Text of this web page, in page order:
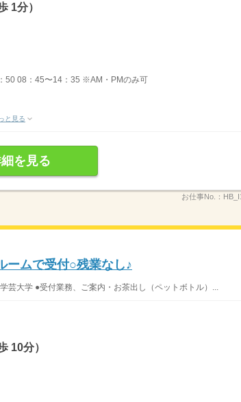
1分）
50 08：45〜14：35 ※AM・PMのみ可
と見る
を見る
お仕事No.：
ームで受付○残業なし♪
大学 ●受付業務、ご案内・お茶出し（ペットボトル）...
10分）